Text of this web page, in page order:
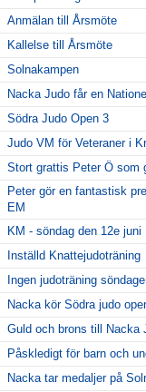
Anmälan till Årsmöte
Kallelse till Årsmöte
Solnakampen
Nacka Judo får en
Södra Judo Open 3
Judo VM för Veteraner i
Stort grattis Peter Ö som
Peter gör en fantastisk
EM
KM - söndag den 12e juni
Inställd Knattejudoträning
Ingen judoträning
Nacka kör Södra judo
Guld och brons till Nacka
Påskledigt för barn och
Nacka tar medaljer på